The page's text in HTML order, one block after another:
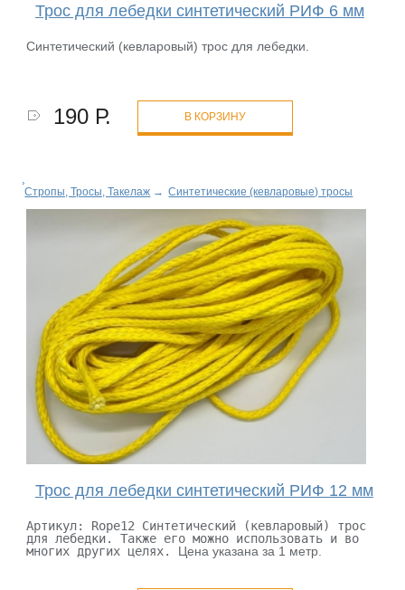
Трос для лебедки синтетический РИФ 6 мм
Синтетический (кевларовый) трос для лебедки.
190 Р. В КОРЗИНУ
Стропы, Тросы, Такелаж → Синтетические (кевларовые) тросы
Трос для лебедки синтетический РИФ 12 мм
Артикул: Rope12 Синтетический (кевларовый) трос
для лебедки.Также его можно использовать и во
многих других целях. Цена указана за 1 метр.